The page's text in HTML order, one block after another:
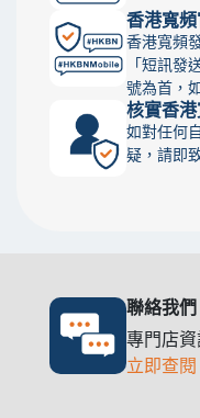
香港寬
香港寬頻
「短訊發
號為首，
核實香
如對任何
疑，請即
聯絡我們
專門店
立即查閱